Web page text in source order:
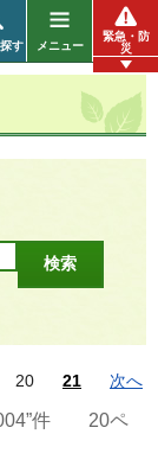
す メニュー
緊急・防
災
20 21 次へ
件
20ペ